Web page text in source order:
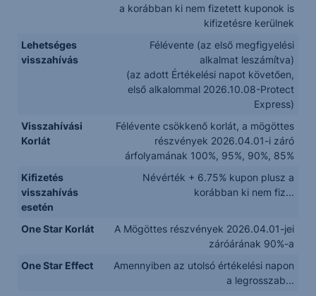
a korábban ki nem fizetett kuponok is
kifizetésre kerülnek
Lehetséges
visszahívás
Félévente (az első megfigyelési
alkalmat leszámítva)
(az adott Értékelési napot követően,
első alkalommal 2026.10.08-Protect
Express)
Visszahívási
Korlát
Félévente csökkenő korlát, a mögöttes
részvények 2026.04.01-i záró
árfolyamának 100%, 95%, 90%, 85%
Kifizetés
visszahívás
esetén
Névérték + 6.75% kupon plusz a
korábban ki nem fiz...
One Star Korlát
A Mögöttes részvények 2026.04.01-jei
záróárának 90%-a
One Star Effect
Amennyiben az utolsó értékelési napon
a legrosszab...